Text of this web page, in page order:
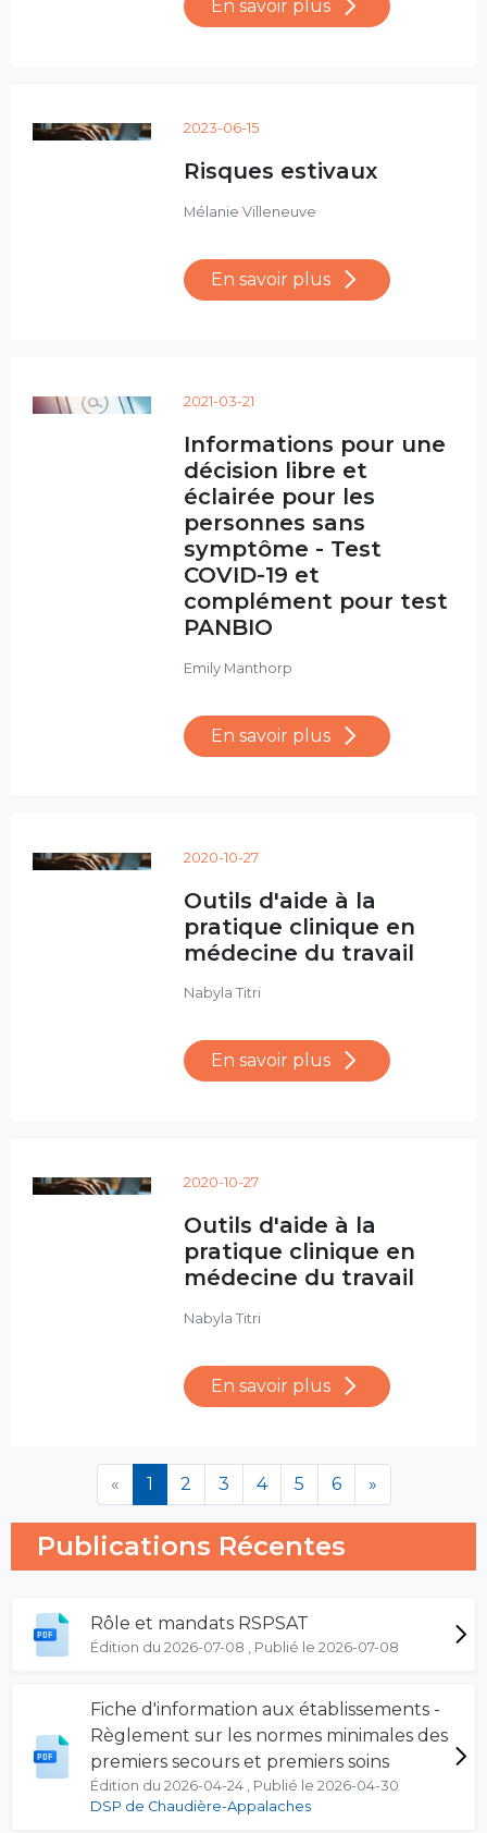
En savoir plus
2023-06-15
Risques estivaux
Mélanie Villeneuve
En savoir plus
2021-03-21
Informations pour une
décision libre et
éclairée pour les
personnes sans
symptôme - Test
COVID-19 et
complément pour test
PANBIO
Emily Manthorp
En savoir plus
2020-10-27
Outils d'aide à la
pratique clinique en
médecine du travail
Nabyla Titri
En savoir plus
2020-10-27
Outils d'aide à la
pratique clinique en
médecine du travail
Nabyla Titri
En savoir plus
« 1 (en cours)
2 3 4 5 6 »
Publications Récentes
Rôle et mandats RSPSAT
Édition du 2026-07-08 , Publié le 2026-07-08
Fiche d'information aux établissements -
Règlement sur les normes minimales des
premiers secours et premiers soins
Édition du 2026-04-24 , Publié le 2026-04-30
DSP de Chaudière-Appalaches